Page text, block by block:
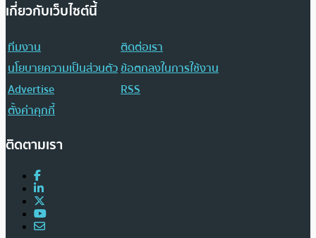
เกี่ยวกับเว็บไซต์นี้
ทีมงาน
ติดต่อเรา
นโยบายความเป็นส่วนตัวข้อตกลงในการใช้งาน
Advertise
RSS
ตั้งค่าคุกกี้
ติดตามเรา